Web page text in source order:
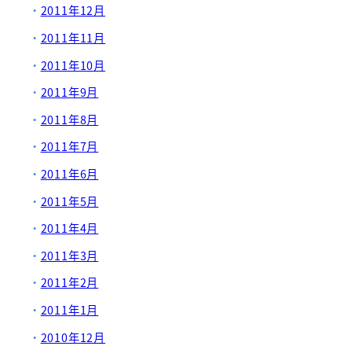
2011年12月
2011年11月
2011年10月
2011年9月
2011年8月
2011年7月
2011年6月
2011年5月
2011年4月
2011年3月
2011年2月
2011年1月
2010年12月